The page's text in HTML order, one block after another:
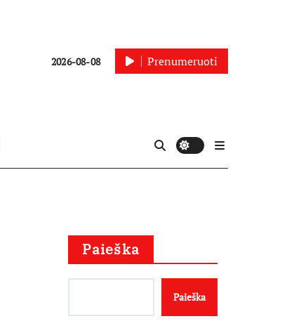
2026-08-08 Prenumeruoti
Paieška
Paieška